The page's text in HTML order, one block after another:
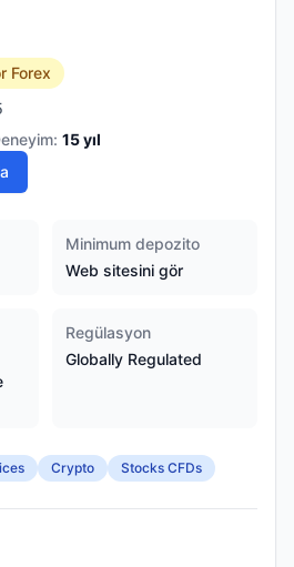
Forex
15yıl
Minimum depozito
Web sitesini gör
Regülasyon
Globally Regulated
Crypto Stocks CFDs